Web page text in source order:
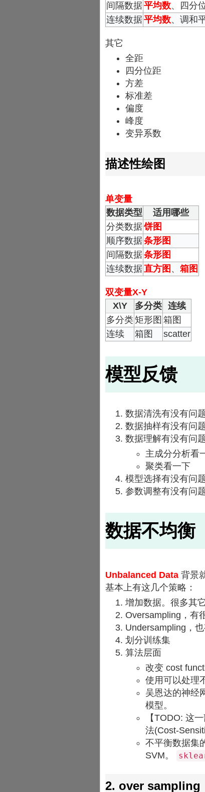
间隔数据平均数、四分
连续数据平均数、调和
其它
全距
四分位距
方差
标准差
偏度
峰度
变异系数
描述性绘图
单变量
数据类型
适用哪些
分类数据饼图
顺序数据条形图
间隔数据条形图
连续数据直方图 、 箱图
双变量X-Y
X\Y
多分类 连续
多分类矩形图 箱图
连续
箱图 scatter
模型反馈
数据清洗有没有问
数据抽样有没有问
数据理解有没有问
主成分分析看
聚类看一下
模型选择有没有问
参数调整有没有问
数据不均衡
Unbalanced Data 背景
基本上有这几个策略：
增加数据。很多其
Oversampling，有
Undersampling，
划分训练集
算法层面
改变 cost
使用可以处理
吴恩达的神经
模型。
【TODO: 这
法(Cost-
不平衡数据集
SVM。
2. over sampling